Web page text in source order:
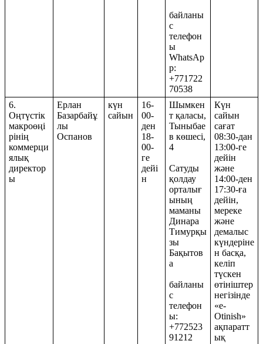
байланы
с
телефон
ы
WhatsAp
p:
+771722
70538
6.
Оңтүстік
макроөңі
рінің
коммерци
ялық
директор
ы
Ерлан
Базарбайұ
лы
Оспанов
күн
сайын
16-
00-
ден
18-
00-
ге
дейі
н
Шымкен
т қаласы,
Тыныбае
в көшесі,
4
Сатуды
қолдау
орталығ
ының
маманы
Динара
Тимурқы
зы
Бақытов
а
байланы
с
телефон
ы:
+772523
91212
Күн
сайын
сағат
08:30-дан
13:00-ге
дейін
және
14:00-ден
17:30-ға
дейін,
мереке
және
демалыс
күндеріне
н басқа,
келіп
түскен
өтініштер
негізінде
«e-
Otinish»
ақпаратт
ық